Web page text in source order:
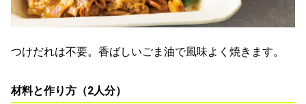
つけだれは不要。香ばしいごま油で風味よく焼きます。
材料と作り方（2人分）